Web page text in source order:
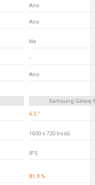
Ano
Ano
Ne
-
Ano
Samsung Galaxy
6.5 "
1600 x 720 bodů
IPS
81,9 %